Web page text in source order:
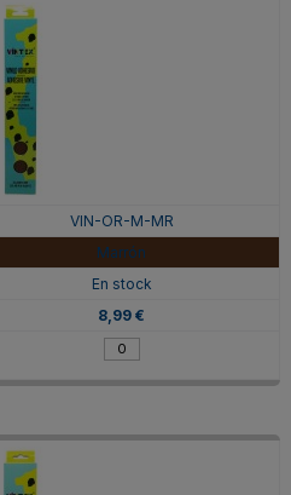
VIN-OR-M-MR
Marrón
En stock
8,99 €